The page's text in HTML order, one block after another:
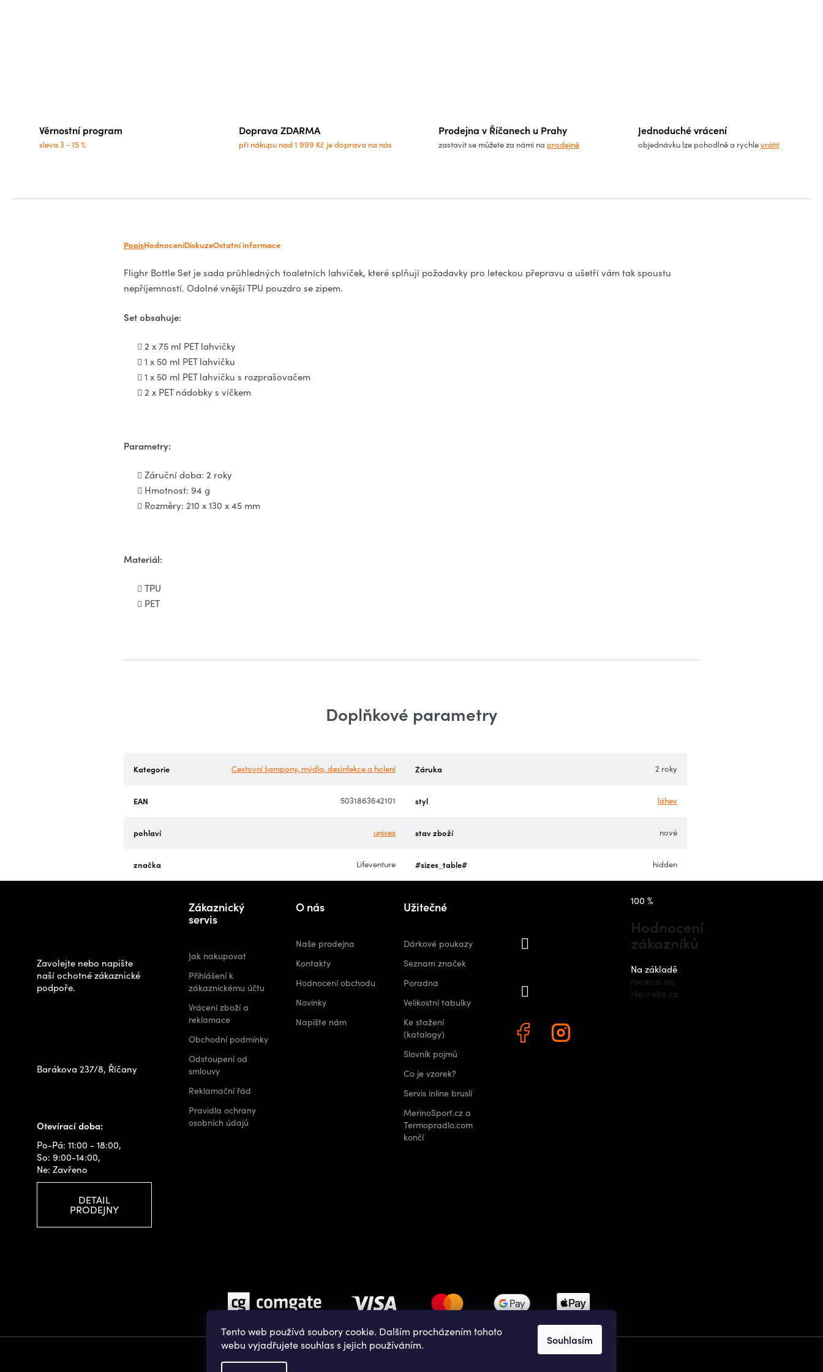
Tento web používá soubory cookie. Dalším procházením tohoto
webu vyjadřujete souhlas s jejich používáním.
Souhlasím
Věrnostní program
sleva 3 - 15 %
Doprava ZDARMA
při nákupu nad 1 999 Kč je doprava na nás
Prodejna v Říčanech u Prahy
zastavit se můžete za námi na prodejně
Jednoduché vrácení
objednávku lze pohodlně a rychlevrátit
PopisHodnoceníDiskuzeOstatní informace
Flighr Bottle Set je sada průhledných toaletních lahviček, které splňují požadavky pro leteckou přepravu a ušetří vám tak spoustu
nepříjemností. Odolné vnější TPU pouzdro se zipem.
Set obsahuje:
2 x 75 ml PET lahvičky
1 x 50 ml PET lahvičku
1 x 50 ml PET lahvičku s rozprašovačem
2 x PET nádobky s víčkem
Parametry:
Záruční doba: 2 roky
Hmotnost: 94 g
Rozměry: 210 x 130 x 45 mm
Materiál:
TPU
PET
Doplňkové parametry
Kategorie Cestovní šampony, mýdla, desinfekce a holení Záruka 2 roky
EAN 5031863642101 styl láhev
pohlaví unisex stav zboží nové
značka Lifeventure #sizes_table# hidden
Z
Zavolejte nebo napište
naší ochotné zákaznické
podpoře.
Barákova 237/8, Říčany
Otevírací doba:
Po-Pá: 11:00 - 18:00,
So: 9:00-14:00,
Ne: Zavřeno
DETAIL
PRODEJNY
Zákaznický
servis
Jak nakupovat
Přihlášení k
zákaznickému účtu
Vrácení zboží a
reklamace
Obchodní podmínky
Odstoupení od
smlouvy
Reklamační řád
Pravidla ochrany
osobních údajů
O nás
Naše prodejna
Kontakty
Hodnocení obchodu
Novinky
Napište nám
Užitečné
Dárkové poukazy
Seznam značek
Poradna
Velikostní tabulky
Ke stažení
(katalogy)
Slovník pojmů
Co je vzorek?
Servis inline bruslí
MerinoSport.cz a
Termopradlo.com
končí
100 %
Hodnocení
zákazníků
Na základě
recenzí na
Heureka.cz